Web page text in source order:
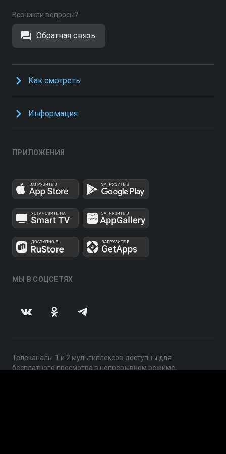
Возникли вопросы?
Обратная связь
Как смотреть
Информация
ПРИЛОЖЕНИЯ
МЫ В СОЦСЕТЯХ
Телеканалы 1 и 2 мультиплексов доступны для
бесплатного просмотра в непрерывном режиме,